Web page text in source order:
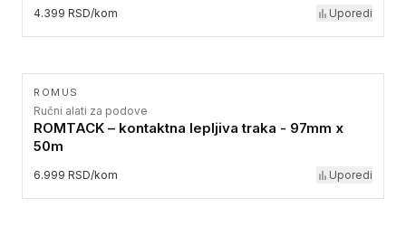
4.399 RSD/kom Uporedi
ROMUS
Ručni alati za podove
ROMTACK – kontaktna lepljiva traka - 97mm x
50m
6.999 RSD/kom Uporedi